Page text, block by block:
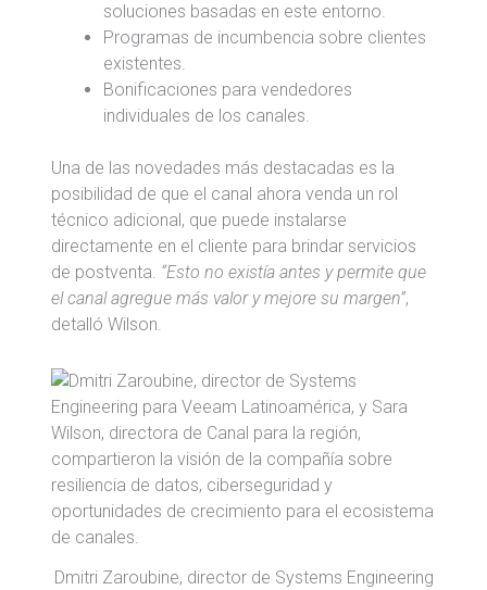
soluciones basadas en este entorno.
Programas de incumbencia sobre clientes
existentes.
Bonificaciones para vendedores
individuales de los canales.
Una de las novedades más destacadas es la
posibilidad de que el canal ahora venda un rol
técnico adicional, que puede instalarse
directamente en el cliente para brindar servicios
de postventa. “Esto no existía antes y permite que
el canal agregue más valor y mejore su margen”,
detalló Wilson.
Dmitri Zaroubine, director de Systems Engineering